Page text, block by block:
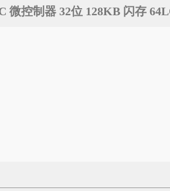
微控制器 32位 128KB 闪存